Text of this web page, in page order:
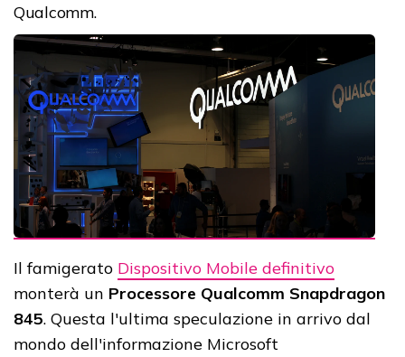
Qualcomm.
Il famigerato Dispositivo Mobile definitivo
monterà un Processore Qualcomm Snapdragon
845. Questa l'ultima speculazione in arrivo dal
mondo dell'informazione Microsoft